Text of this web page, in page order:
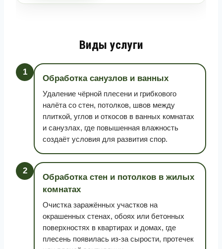
Виды услуги
1
Обработка санузлов и ванных
Удаление чёрной плесени и грибкового
налёта со стен, потолков, швов между
плиткой, углов и откосов в ванных комнатах
и санузлах, где повышенная влажность
создаёт условия для развития спор.
2
Обработка стен и потолков в жилых
комнатах
Очистка заражённых участков на
окрашенных стенах, обоях или бетонных
поверхностях в квартирах и домах, где
плесень появилась из-за сырости, протечек